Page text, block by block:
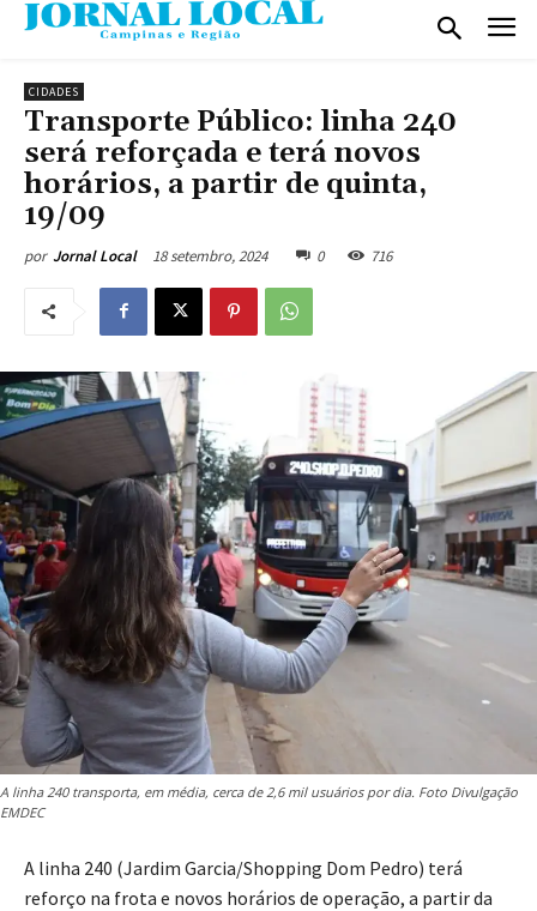
CIDADES
Transporte Público: linha 240
será reforçada e terá novos
horários, a partir de quinta,
19/09
por Jornal Local 18 setembro, 2024 0 716
A linha 240 transporta, em média, cerca de 2,6 mil usuários por dia. Foto Divulgação
EMDEC
A linha 240 (Jardim Garcia/Shopping Dom Pedro) terá
reforço na frota e novos horários de operação, a partir da